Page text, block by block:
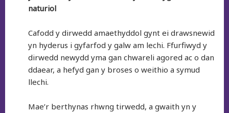
naturiol
Cafodd y dirwedd amaethyddol gynt ei drawsnewid
yn hyderus i gyfarfod y galw am lechi. Ffurfiwyd y
dirwedd newydd yma gan chwareli agored ac o dan
ddaear, a hefyd gan y broses o weithio a symud
llechi.
Mae’r berthynas rhwng tirwedd, a gwaith yn y